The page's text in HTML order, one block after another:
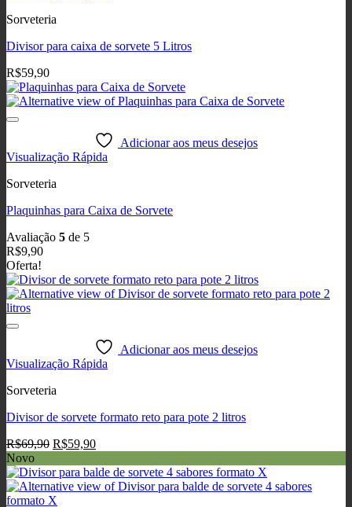
Sorveteria
Divisor para caixa de sorvete 5 Litros
R$59,90
Adicionar aos meus desejos
Visualização Rápida
Sorveteria
Plaquinhas para Caixa de Sorvete
Avaliação 5 de 5
R$9,90
Oferta!
Adicionar aos meus desejos
Visualização Rápida
Sorveteria
Divisor de sorvete formato reto para pote 2 litros
R$69,90 O
original
era:
R$69,90.
R$59,90O
atual
é:
Novo